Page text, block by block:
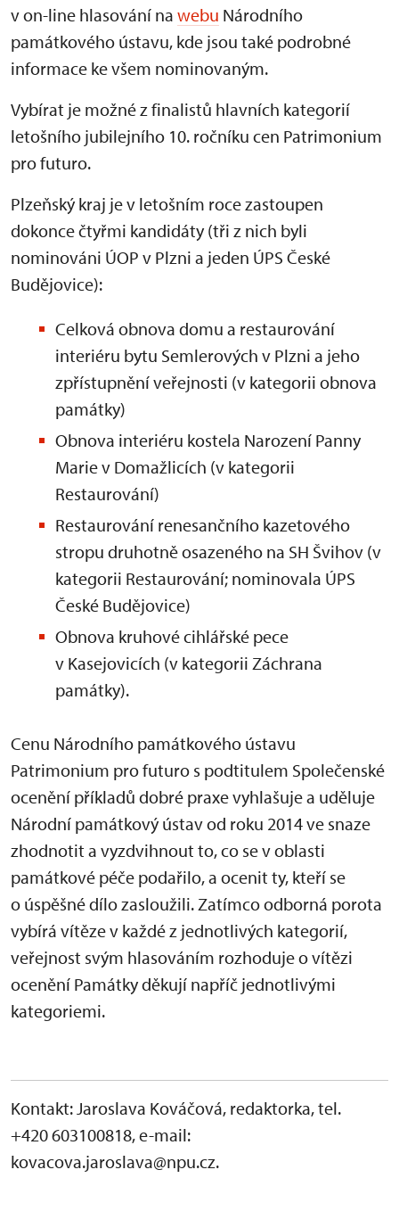
v on-line hlasování na webu Národního
památkového ústavu, kde jsou také podrobné
informace ke všem nominovaným.
Vybírat je možné z finalistů hlavních kategorií
letošního jubilejního 10. ročníku cen Patrimonium
pro futuro.
Plzeňský kraj je v letošním roce zastoupen
dokonce čtyřmi kandidáty (tři z nich byli
nominováni ÚOP v Plzni a jeden ÚPS České
Budějovice):
Celková obnova domu a restaurování
interiéru bytu Semlerových v Plzni a jeho
zpřístupnění veřejnosti (v kategorii obnova
památky)
Obnova interiéru kostela Narození Panny
Marie v Domažlicích (v kategorii
Restaurování)
Restaurování renesančního kazetového
stropu druhotně osazeného na SH Švihov (v
kategorii Restaurování; nominovala ÚPS
České Budějovice)
Obnova kruhové cihlářské pece
v Kasejovicích (v kategorii Záchrana
památky).
Cenu Národního památkového ústavu
Patrimonium pro futuro s podtitulem Společenské
ocenění příkladů dobré praxe vyhlašuje a uděluje
Národní památkový ústav od roku 2014 ve snaze
zhodnotit a vyzdvihnout to, co se v oblasti
památkové péče podařilo, a ocenit ty, kteří se
o úspěšné dílo zasloužili. Zatímco odborná porota
vybírá vítěze v každé z jednotlivých kategorií,
veřejnost svým hlasováním rozhoduje o vítězi
ocenění Památky děkují napříč jednotlivými
kategoriemi.
Kontakt: Jaroslava Kováčová, redaktorka, tel.
+420 603100818, e-mail:
kovacova.jaroslava@npu.cz.